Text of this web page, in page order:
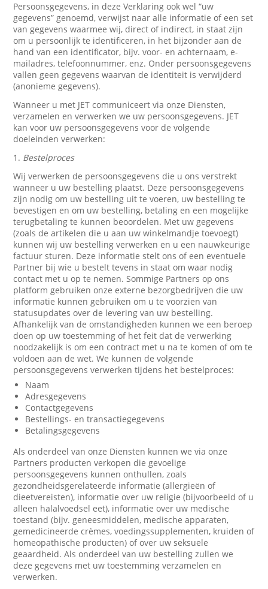
Persoonsgegevens, in deze Verklaring ook wel “uw
gegevens” genoemd, verwijst naar alle informatie of een set
van gegevens waarmee wij, direct of indirect, in staat zijn
om u persoonlijk te identificeren, in het bijzonder aan de
hand van een identificator, bijv. voor- en achternaam, e-
mailadres, telefoonnummer, enz. Onder persoonsgegevens
vallen geen gegevens waarvan de identiteit is verwijderd
(anonieme gegevens).
Wanneer u met JET communiceert via onze Diensten,
verzamelen en verwerken we uw persoonsgegevens. JET
kan voor uw persoonsgegevens voor de volgende
doeleinden verwerken:
1. Bestelproces
Wij verwerken de persoonsgegevens die u ons verstrekt
wanneer u uw bestelling plaatst. Deze persoonsgegevens
zijn nodig om uw bestelling uit te voeren, uw bestelling te
bevestigen en om uw bestelling, betaling en een mogelijke
terugbetaling te kunnen beoordelen. Met uw gegevens
(zoals de artikelen die u aan uw winkelmandje toevoegt)
kunnen wij uw bestelling verwerken en u een nauwkeurige
factuur sturen. Deze informatie stelt ons of een eventuele
Partner bij wie u bestelt tevens in staat om waar nodig
contact met u op te nemen. Sommige Partners op ons
platform gebruiken onze externe bezorgbedrijven die uw
informatie kunnen gebruiken om u te voorzien van
statusupdates over de levering van uw bestelling.
Afhankelijk van de omstandigheden kunnen we een beroep
doen op uw toestemming of het feit dat de verwerking
noodzakelijk is om een contract met u na te komen of om te
voldoen aan de wet. We kunnen de volgende
persoonsgegevens verwerken tijdens het bestelproces:
Naam
Adresgegevens
Contactgegevens
Bestellings- en transactiegegevens
Betalingsgegevens
Als onderdeel van onze Diensten kunnen we via onze
Partners producten verkopen die gevoelige
persoonsgegevens kunnen onthullen, zoals
gezondheidsgerelateerde informatie (allergieën of
dieetvereisten), informatie over uw religie (bijvoorbeeld of u
alleen halalvoedsel eet), informatie over uw medische
toestand (bijv. geneesmiddelen, medische apparaten,
gemedicineerde crèmes, voedingssupplementen, kruiden of
homeopathische producten) of over uw seksuele
geaardheid. Als onderdeel van uw bestelling zullen we
deze gegevens met uw toestemming verzamelen en
verwerken.